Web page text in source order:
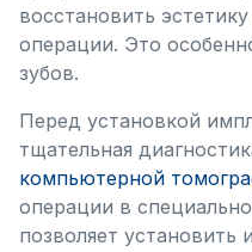
восстановить
операции. Это
зубов.
Перед установкой
тщательная
компьютерной
операции в
позволяет